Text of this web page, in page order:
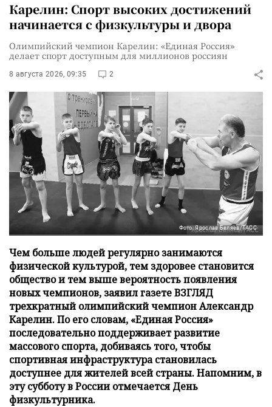
Карелин: Спорт высоких достижений
начинается с физкультуры и двора
Олимпийский чемпион Карелин: «Единая Россия»
делает спорт доступным для миллионов россиян
8 августа 2026, 09:35 2
Фото: Ярослав Беляев/ТАСС
Чем больше людей регулярно занимаются
физической культурой, тем здоровее становится
общество и тем выше вероятность появления
новых чемпионов, заявил газете ВЗГЛЯД
трехкратный олимпийский чемпион Александр
Карелин. По его словам, «Единая Россия»
последовательно поддерживает развитие
массового спорта, добиваясь того, чтобы
спортивная инфраструктура становилась
доступнее для жителей всей страны. Напомним, в
эту субботу в России отмечается День
физкультурника.